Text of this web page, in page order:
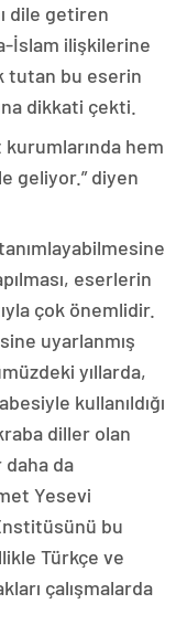
dile getiren
İslam ilişkilerine
tutan bu eserin
dikkati çekti.
kurumlarında hem
geliyor.” diyen
eserlerin
çok önemlidir.
uyarlanmış
yıllarda,
kullanıldığı
diller olan
daha da
Yesevi
bu
Türkçe ve
çalışmalarda